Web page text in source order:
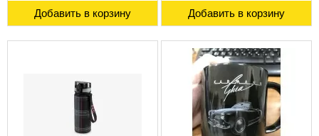
Добавить в корзину Добавить в корзину